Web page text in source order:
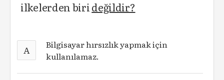
ilkelerden birideğildir?
A
Bilgisayar hırsızlık yapmak için
kullanılamaz.